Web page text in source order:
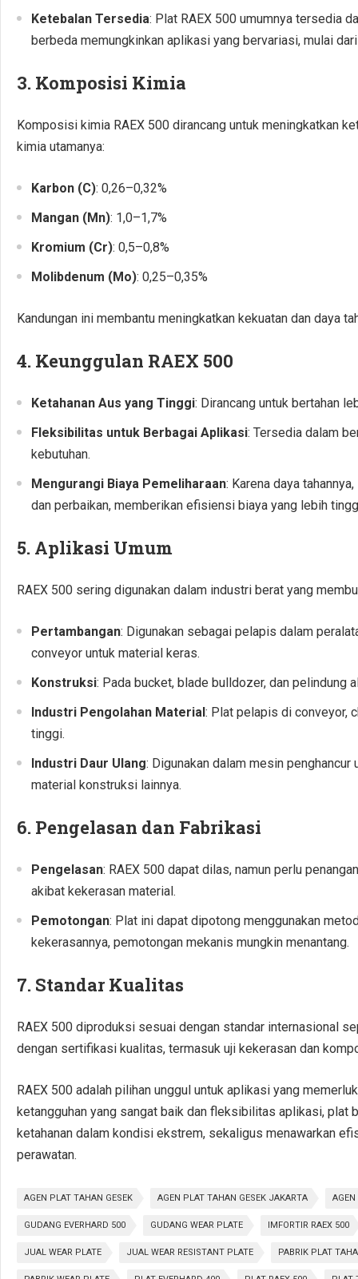
Ketebalan Tersedia: Plat RAEX 500 umumnya tersedia
berbeda memungkinkan aplikasi yang bervariasi, mulai
3. Komposisi Kimia
Komposisi kimia RAEX 500 dirancang untuk meningkatkan
kimia utamanya:
Karbon (C): 0,26–0,32%
Mangan (Mn): 1,0–1,7%
Kromium (Cr): 0,5–0,8%
Molibdenum (Mo): 0,25–0,35%
Kandungan ini membantu meningkatkan kekuatan dan daya
4. Keunggulan RAEX 500
Ketahanan Aus yang Tinggi: Dirancang untuk bertahan
Fleksibilitas untuk Berbagai Aplikasi: Tersedia dalam
kebutuhan.
Mengurangi Biaya Pemeliharaan: Karena daya
dan perbaikan, memberikan efisiensi biaya yang lebih
5. Aplikasi Umum
RAEX 500 sering digunakan dalam industri berat yang
Pertambangan: Digunakan sebagai pelapis dalam
conveyor untuk material keras.
Konstruksi: Pada bucket, blade bulldozer, dan pelindung
Industri Pengolahan Material: Plat pelapis di conveyor,
tinggi.
Industri Daur Ulang: Digunakan dalam mesin
material konstruksi lainnya.
6. Pengelasan dan Fabrikasi
Pengelasan: RAEX 500 dapat dilas, namun perlu
akibat kekerasan material.
Pemotongan: Plat ini dapat dipotong menggunakan
kekerasannya, pemotongan mekanis mungkin menantang.
7. Standar Kualitas
RAEX 500 diproduksi sesuai dengan standar internasional
dengan sertifikasi kualitas, termasuk uji kekerasan dan
RAEX 500 adalah pilihan unggul untuk aplikasi yang
ketangguhan yang sangat baik dan fleksibilitas aplikasi, plat
ketahanan dalam kondisi ekstrem, sekaligus menawarkan
perawatan.
AGEN PLAT TAHAN GESEK AGEN PLAT TAHAN GESEK JAKARTA AGEN
GUDANG EVERHARD 500 GUDANG WEAR PLATE IMFORTIR RAEX 500
JUAL WEAR PLATE JUAL WEAR RESISTANT PLATE PABRIK PLAT